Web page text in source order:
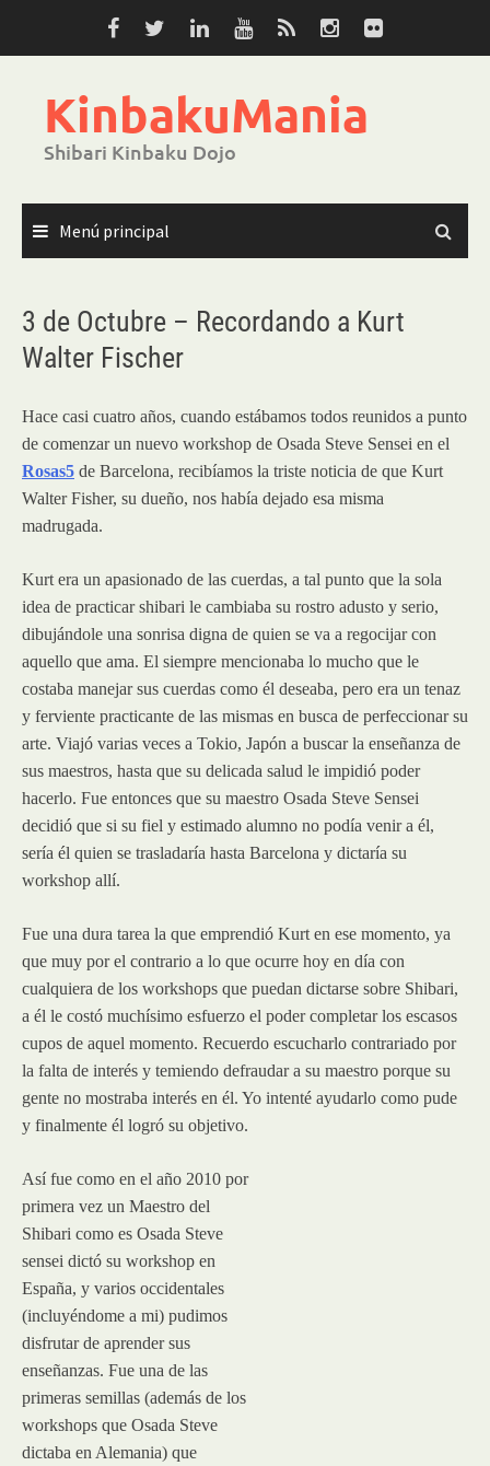
KinbakuMania
Shibari Kinbaku Dojo
Menú principal
3 de Octubre – Recordando a Kurt
Walter Fischer
Hace casi cuatro años, cuando estábamos todos reunidos a punto
de comenzar un nuevo workshop de Osada Steve Sensei en el
Rosas5 de Barcelona, recibíamos la triste noticia de que Kurt
Walter Fisher, su dueño, nos había dejado esa misma
madrugada.
Kurt era un apasionado de las cuerdas, a tal punto que la sola
idea de practicar shibari le cambiaba su rostro adusto y serio,
dibujándole una sonrisa digna de quien se va a regocijar con
aquello que ama. El siempre mencionaba lo mucho que le
costaba manejar sus cuerdas como él deseaba, pero era un tenaz
y ferviente practicante de las mismas en busca de perfeccionar su
arte. Viajó varias veces a Tokio, Japón a buscar la enseñanza de
sus maestros, hasta que su delicada salud le impidió poder
hacerlo. Fue entonces que su maestro Osada Steve Sensei
decidió que si su fiel y estimado alumno no podía venir a él,
sería él quien se trasladaría hasta Barcelona y dictaría su
workshop allí.
Fue una dura tarea la que emprendió Kurt en ese momento, ya
que muy por el contrario a lo que ocurre hoy en día con
cualquiera de los workshops que puedan dictarse sobre Shibari,
a él le costó muchísimo esfuerzo el poder completar los escasos
cupos de aquel momento. Recuerdo escucharlo contrariado por
la falta de interés y temiendo defraudar a su maestro porque su
gente no mostraba interés en él. Yo intenté ayudarlo como pude
y finalmente él logró su objetivo.
Así fue como en el año 2010 por
primera vez un Maestro del
Shibari como es Osada Steve
sensei dictó su workshop en
España, y varios occidentales
(incluyéndome a mi) pudimos
disfrutar de aprender sus
enseñanzas. Fue una de las
primeras semillas (además de los
workshops que Osada Steve
dictaba en Alemania) que